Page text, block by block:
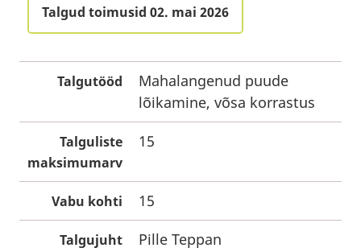
Talgud toimusid 02. mai 2026
Talgutööd
Mahalangenud puude
lõikamine, võsa korrastus
Talguliste
maksimumarv
15
Vabu kohti 15
Talgujuht Pille Teppan